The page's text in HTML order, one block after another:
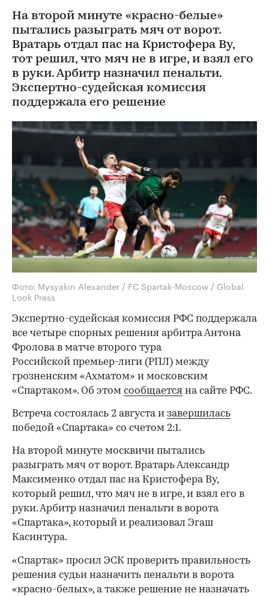
На второй минуте «красно-белые»
пытались разыграть мяч от ворот.
Вратарь отдал пас на Кристофера Ву,
тот решил, что мяч не в игре, и взял его
в руки. Арбитр назначил пенальти.
Экспертно-судейская комиссия
поддержала его решение
Фото: Mysyakin Alexander / FC Spartak-Moscow / Global
Look Press
Экспертно-судейская комиссия РФС поддержала
все четыре спорных решения арбитра Антона
Фролова в матче второго тура
Российской премьер-лиги (РПЛ) между
грозненским «Ахматом» и московским
«Спартаком». Об этом сообщается на сайте РФС.
Встреча состоялась 2 августа и завершилась
победой «Спартака» со счетом 2:1.
На второй минуте москвичи пытались
разыграть мяч от ворот. Вратарь Александр
Максименко отдал пас на Кристофера Ву,
который решил, что мяч не в игре, и взял его в
руки. Арбитр назначил пенальти в ворота
«Спартака», который и реализовал Эгаш
Касинтура.
«Спартак» просил ЭСК проверить правильность
решения судьи назначить пенальти в ворота
«красно-белых», а также решение не назначать